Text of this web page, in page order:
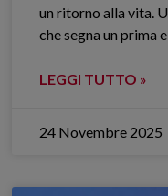
un ritorno alla vita.
che segna un prima
LEGGI TUTTO »
24 Novembre 2025